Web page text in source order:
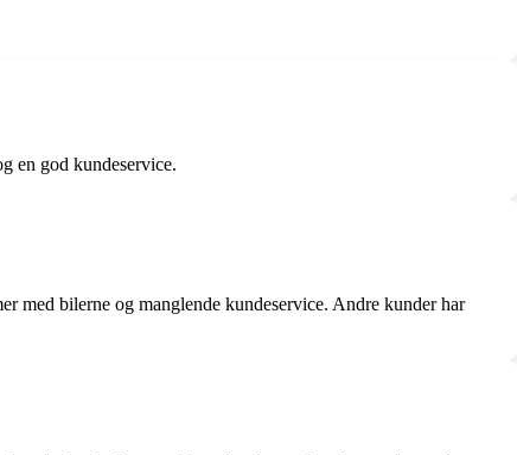
en god kundeservice.
med bilerne og manglende kundeservice. Andre kunder har